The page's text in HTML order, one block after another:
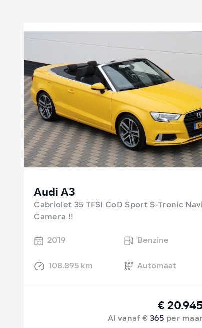
Audi A3
Cabriolet 35 TFSI CoD Sport S-Tronic Navi
Camera !!
2019
Benzine
108.895 km Automaat
€
Al vanaf € 365 per